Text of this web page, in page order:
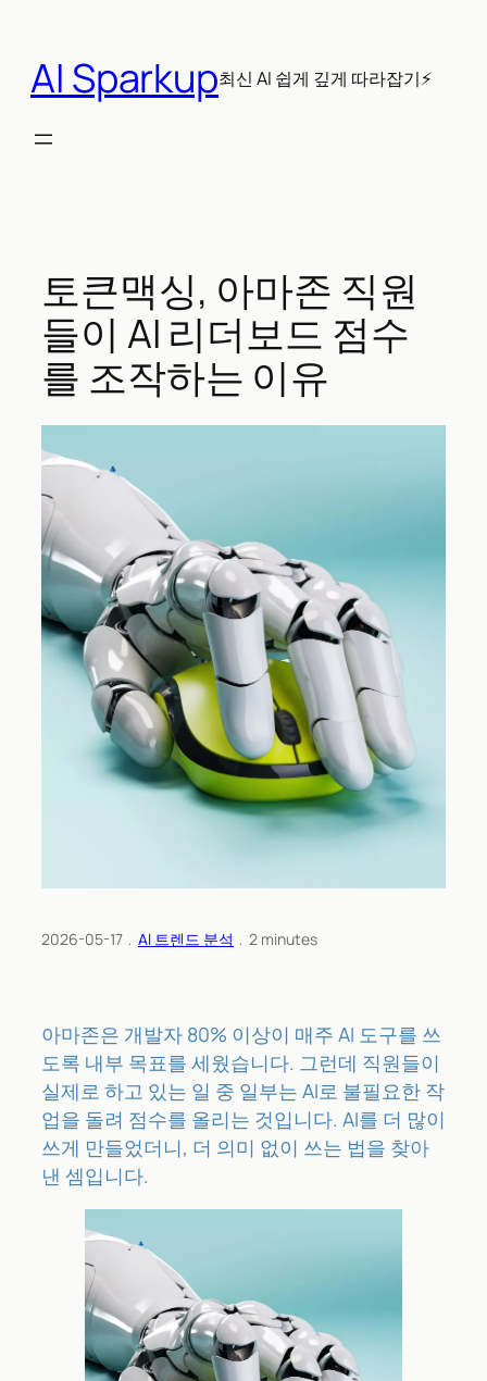
AI Sparkup최신 AI 쉽게 깊게 따라잡기⚡
토큰맥싱, 아마존 직원
들이 AI 리더보드 점수
를 조작하는 이유
2026-05-17 ﹒ AI 트렌드 분석 ﹒ 2 minutes
아마존은 개발자 80% 이상이 매주 AI 도구를 쓰
도록 내부 목표를 세웠습니다. 그런데 직원들이
실제로 하고 있는 일 중 일부는 AI로 불필요한 작
업을 돌려 점수를 올리는 것입니다. AI를 더 많이
쓰게 만들었더니, 더 의미 없이 쓰는 법을 찾아
낸 셈입니다.